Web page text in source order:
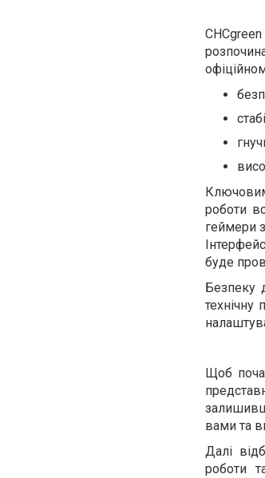
роботи
геймери
буде
Безпеку
Щоб
вами та
Далі
роботи